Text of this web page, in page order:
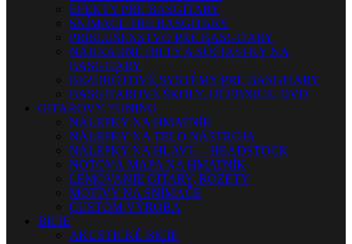
EFEKTY PRE BASGITARY
SNÍMAČE PRE BASGITARY
PRÍSLUŠENSTVO PRE BASGITARY
NÁHRADNÉ DIELY A SÚČIASTKY NA
BASGITARY
BEZDRÔTOVÉ SYSTÉMY PRE BASGITARY
BASGITAROVÉ ŠKOLY, UČEBNICE, DVD
GITAROVÝ TUNING
NÁLEPKY NA HMATNÍK
NÁLEPKY NA TELO NÁSTROJA
NÁLEPKY NA HLAVU – HEADSTOCK
NOTOVÁ MAPA NA HMATNÍK
LEMOVANIE GITARY, ROZETY
MOTÍVY NA SNÍMAČE
CUSTOM VÝROBA
BICIE
AKUSTICKÉ BICIE